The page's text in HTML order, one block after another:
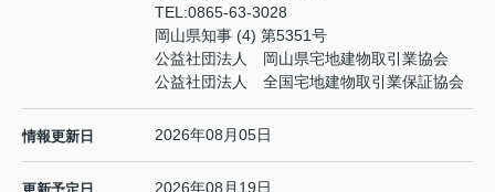
TEL:0865-63-3028
岡山県知事 (4) 第5351号
公益社団法人 岡山県宅地建物取引業協会
公益社団法人 全国宅地建物取引業保証協会
情報更新日 2026年08月05日
2026年08月19日